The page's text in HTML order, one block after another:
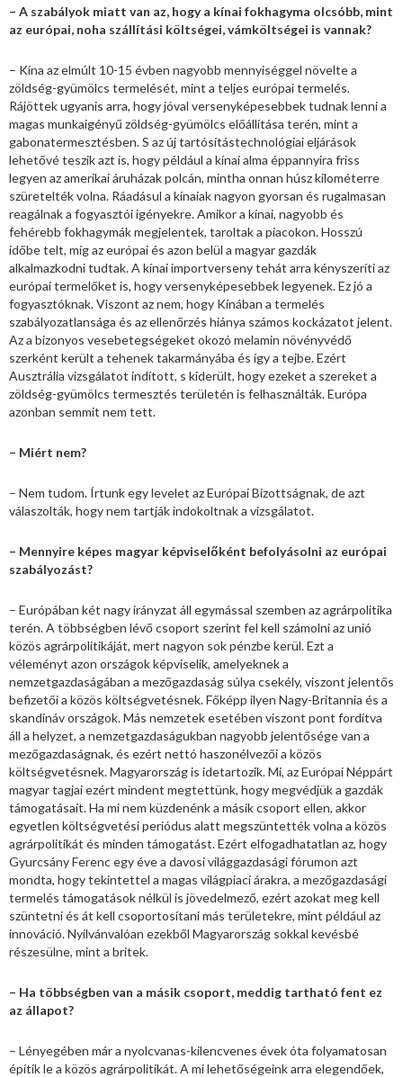
– A szabályok miatt van az, hogy a kínai fokhagyma olcsóbb, mint
az európai, noha szállítási költségei, vámköltségei is vannak?
– Kína az elmúlt 10-15 évben nagyobb mennyiséggel növelte a
zöldség-gyümölcs termelését, mint a teljes európai termelés.
Rájöttek ugyanis arra, hogy jóval versenyképesebbek tudnak lenni a
magas munkaigényű zöldség-gyümölcs előállítása terén, mint a
gabonatermesztésben. S az új tartósítástechnológiai eljárások
lehetővé teszik azt is, hogy például a kínai alma éppannyira friss
legyen az amerikai áruházak polcán, mintha onnan húsz kilométerre
szüretelték volna. Ráadásul a kínaiak nagyon gyorsan és rugalmasan
reagálnak a fogyasztói igényekre. Amikor a kínai, nagyobb és
fehérebb fokhagymák megjelentek, taroltak a piacokon. Hosszú
időbe telt, míg az európai és azon belül a magyar gazdák
alkalmazkodni tudtak. A kínai importverseny tehát arra kényszeríti az
európai termelőket is, hogy versenyképesebbek legyenek. Ez jó a
fogyasztóknak. Viszont az nem, hogy Kínában a termelés
szabályozatlansága és az ellenőrzés hiánya számos kockázatot jelent.
Az a bizonyos vesebetegségeket okozó melamin növényvédő
szerként került a tehenek takarmányába és így a tejbe. Ezért
Ausztrália vizsgálatot indított, s kiderült, hogy ezeket a szereket a
zöldség-gyümölcs termesztés területén is felhasználták. Európa
azonban semmit nem tett.
– Miért nem?
– Nem tudom. Írtunk egy levelet az Európai Bizottságnak, de azt
válaszolták, hogy nem tartják indokoltnak a vizsgálatot.
– Mennyire képes magyar képviselőként befolyásolni az európai
szabályozást?
– Európában két nagy irányzat áll egymással szemben az agrárpolitika
terén. A többségben lévő csoport szerint fel kell számolni az unió
közös agrárpolitikáját, mert nagyon sok pénzbe kerül. Ezt a
véleményt azon országok képviselik, amelyeknek a
nemzetgazdaságában a mezőgazdaság súlya csekély, viszont jelentős
befizetői a közös költségvetésnek. Főképp ilyen Nagy-Britannia és a
skandináv országok. Más nemzetek esetében viszont pont fordítva
áll a helyzet, a nemzetgazdaságukban nagyobb jelentősége van a
mezőgazdaságnak, és ezért nettó haszonélvezői a közös
költségvetésnek. Magyarország is idetartozik. Mi, az Európai Néppárt
magyar tagjai ezért mindent megtettünk, hogy megvédjük a gazdák
támogatásait. Ha mi nem küzdenénk a másik csoport ellen, akkor
egyetlen költségvetési periódus alatt megszüntették volna a közös
agrárpolitikát és minden támogatást. Ezért elfogadhatatlan az, hogy
Gyurcsány Ferenc egy éve a davosi világgazdasági fórumon azt
mondta, hogy tekintettel a magas világpiaci árakra, a mezőgazdasági
termelés támogatások nélkül is jövedelmező, ezért azokat meg kell
szüntetni és át kell csoportosítani más területekre, mint például az
innováció. Nyilvánvalóan ezekből Magyarország sokkal kevésbé
részesülne, mint a britek.
– Ha többségben van a másik csoport, meddig tartható fent ez
az állapot?
– Lényegében már a nyolcvanas-kilencvenes évek óta folyamatosan
építik le a közös agrárpolitikát. A mi lehetőségeink arra elegendőek,